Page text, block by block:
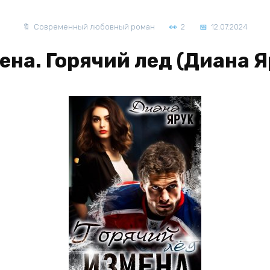
Современный любовный роман 2 12.07.2024
Горячий лед (Диана